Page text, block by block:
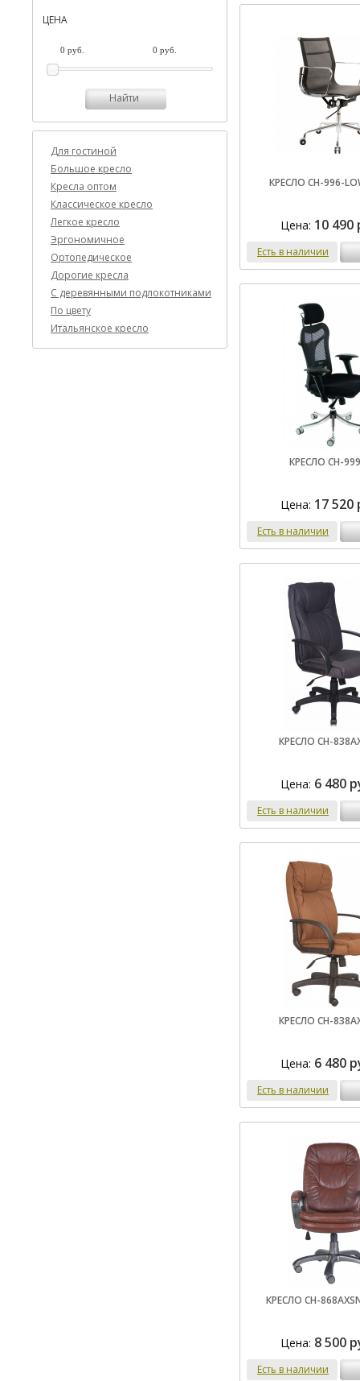
ЦЕНА
Найти
Для гостиной
Большое кресло
Кресла оптом
Классическое кресло
Легкое кресло
Эргономичное
Ортопедическое
Дорогие кресла
C деревянными подлокотниками
По цвету
Итальянское кресло
КРЕСЛО CH-996-
Цена: 10 490
Есть в наличии
КРЕСЛО CH-
Цена: 17 520
Есть в наличии
КРЕСЛО CH-
Цена: 6 480
Есть в наличии
КРЕСЛО CH-
Цена: 6 480
Есть в наличии
КРЕСЛО CH-
Цена: 8 500
Есть в наличии